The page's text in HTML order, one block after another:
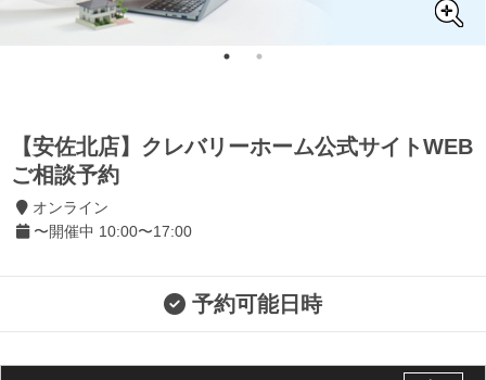
【安佐北店】クレバリーホーム公式サイトWEB
ご相談予約
オンライン
〜開催中 10:00〜17:00
予約可能日時